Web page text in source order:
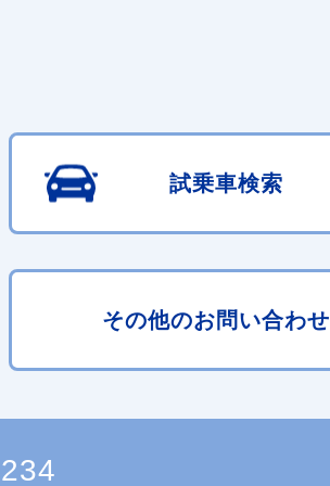
試乗車検索
その他のお問い合わせ